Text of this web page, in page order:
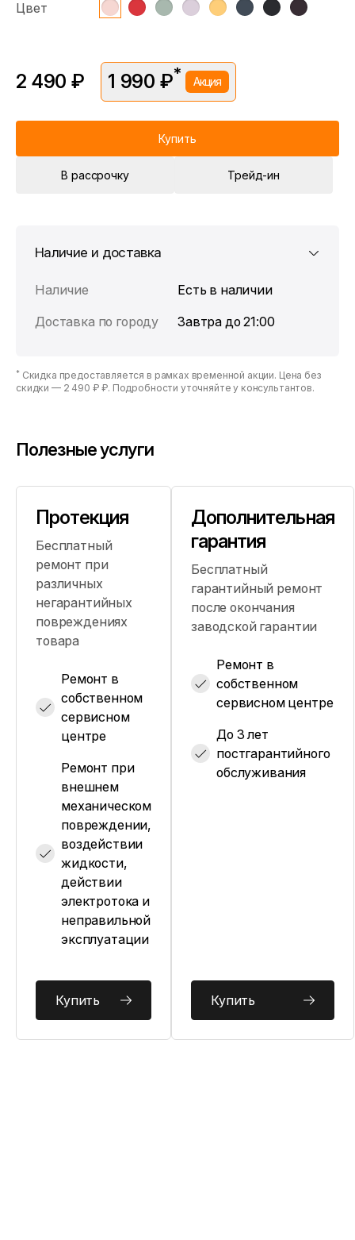
Цвет
2 490 ₽ 1 990 ₽* Акция
Цена без скидки —2 490 ₽. Подробности уточняйте у
Купить
В рассрочку Трейд-ин
Наличие и доставка
Наличие
Есть в наличии
Доставка по городу
Завтра до 21:00
* Скидка предоставляется в рамках временной акции. Цена без
скидки — 2 490 ₽ ₽. Подробности уточняйте у консультантов.
Полезные услуги
Протекция
Бесплатный
ремонт при
различных
негарантийных
повреждениях
товара
Ремонт в
собственном
сервисном
центре
Ремонт при
внешнем
механическом
повреждении,
воздействии
жидкости,
действии
электротока и
неправильной
эксплуатации
Купить
Дополнительная
гарантия
Бесплатный
гарантийный ремонт
после окончания
заводской гарантии
Ремонт в
собственном
сервисном центре
До 3 лет
постгарантийного
обслуживания
Купить